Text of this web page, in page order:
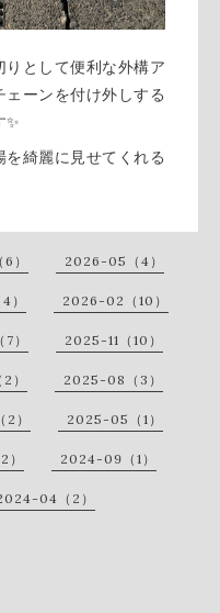
として便利な外構ア
ーンを付け外しする
✨
を綺麗に見せてくれる
） 2026-05（4）
） 2026-02（10）
） 2025-11（10）
） 2025-08（3）
） 2025-05（1）
2024-09（1）
04（2）